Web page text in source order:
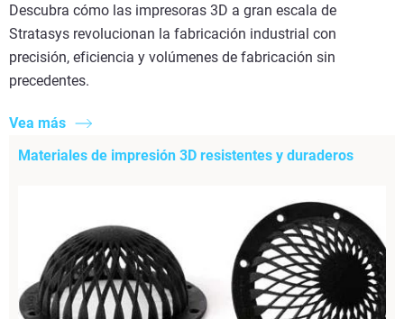
Descubra cómo las impresoras 3D a gran escala de
Stratasys revolucionan la fabricación industrial con
precisión, eficiencia y volúmenes de fabricación sin
precedentes.
Vea más
Materiales de impresión 3D resistentes y duraderos